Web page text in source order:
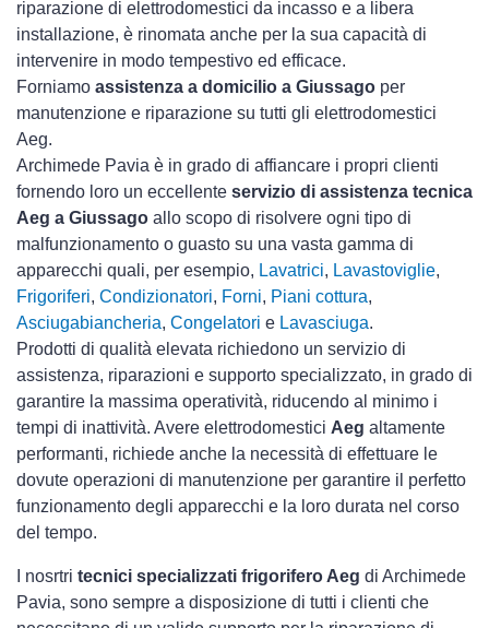
riparazione di elettrodomestici da incasso e a libera
installazione, è rinomata anche per la sua capacità di
intervenire in modo tempestivo ed efficace.
Forniamo assistenza a domicilio a Giussago per
manutenzione e riparazione su tutti gli elettrodomestici
Aeg.
Archimede Pavia è in grado di affiancare i propri clienti
fornendo loro un eccellente servizio di assistenza tecnica
Aeg a Giussago allo scopo di risolvere ogni tipo di
malfunzionamento o guasto su una vasta gamma di
apparecchi quali, per esempio, Lavatrici, Lavastoviglie,
Frigoriferi, Condizionatori, Forni, Piani cottura,
Asciugabiancheria, Congelatori e Lavasciuga.
Prodotti di qualità elevata richiedono un servizio di
assistenza, riparazioni e supporto specializzato, in grado di
garantire la massima operatività, riducendo al minimo i
tempi di inattività. Avere elettrodomestici Aeg altamente
performanti, richiede anche la necessità di effettuare le
dovute operazioni di manutenzione per garantire il perfetto
funzionamento degli apparecchi e la loro durata nel corso
del tempo.
I nosrtri tecnici specializzati frigorifero Aeg di Archimede
Pavia, sono sempre a disposizione di tutti i clienti che